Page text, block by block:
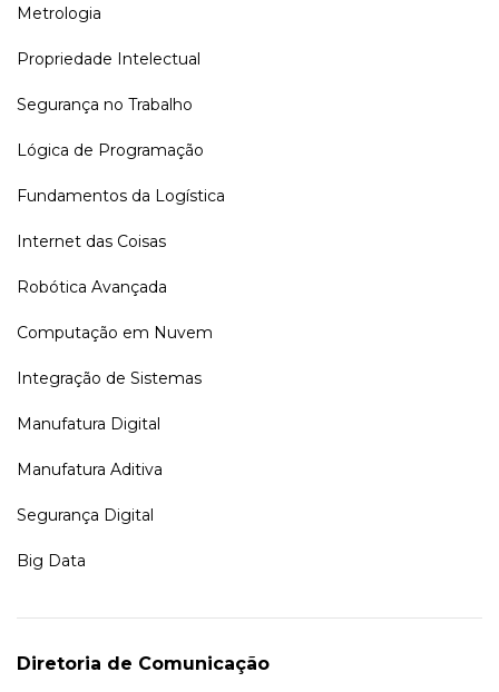
Metrologia
Propriedade Intelectual
Segurança no Trabalho
Lógica de Programação
Fundamentos da Logística
Internet das Coisas
Robótica Avançada
Computação em Nuvem
Integração de Sistemas
Manufatura Digital
Manufatura Aditiva
Segurança Digital
Big Data
Diretoria de Comunicação